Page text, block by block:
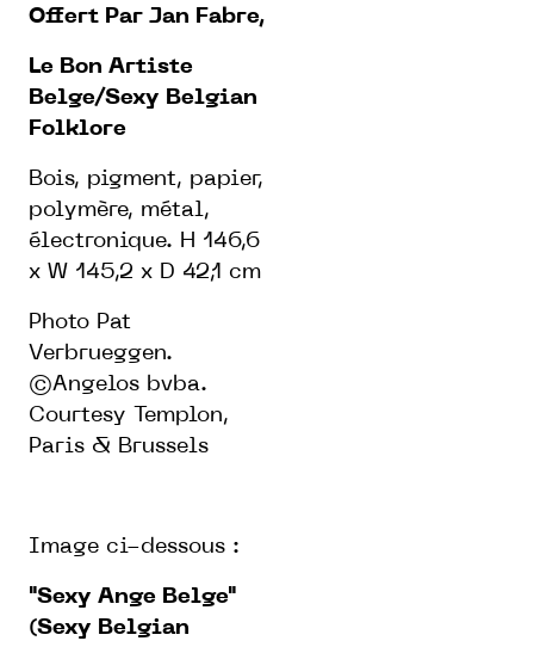
Offert Par Jan Fabre,
Le Bon Artiste
Belge/Sexy Belgian
Folklore
Bois, pigment, papier,
polymère, métal,
électronique. H 146,6
x W 145,2 x D 42,1 cm
Photo Pat
Verbrueggen.
©Angelos bvba.
Courtesy Templon,
Paris & Brussels
Image ci-dessous :
"Sexy Ange Belge"
(Sexy Belgian